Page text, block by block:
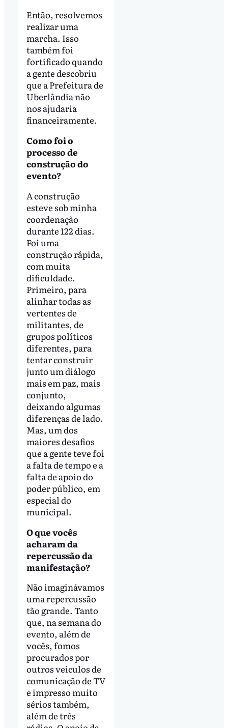
Então, resolvemos
realizar uma
marcha. Isso
também foi
fortificado quando
a gente descobriu
que a Prefeitura de
Uberlândia não
nos ajudaria
financeiramente.
Como foi o
processo de
construção do
evento?
A construção
esteve sob minha
coordenação
durante 122 dias.
Foi uma
construção rápida,
com muita
dificuldade.
Primeiro, para
alinhar todas as
vertentes de
militantes, de
grupos políticos
diferentes, para
tentar construir
junto um diálogo
mais em paz, mais
conjunto,
deixando algumas
diferenças de lado.
Mas, um dos
maiores desafios
que a gente teve foi
a falta de tempo e a
falta de apoio do
poder público, em
especial do
municipal.
O que vocês
acharam da
repercussão da
manifestação?
Não imaginávamos
uma repercussão
tão grande. Tanto
que, na semana do
evento, além de
vocês, fomos
procurados por
outros veículos de
comunicação de TV
e impresso muito
sérios também,
além de três